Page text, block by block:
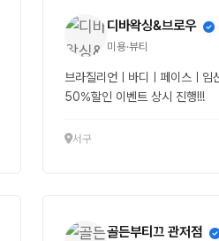
디바왁싱&브로우
미용·뷰티
브라질리언ㅣ바디ㅣ페이스ㅣ
50%할인 이벤트 상시 진행!!!
서구
골든부티끄 관저점